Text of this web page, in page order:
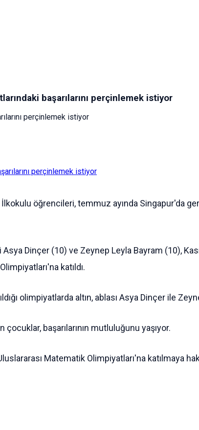
başarılarını perçinlemek istiyor
perçinlemek istiyor
öğrencileri, temmuz ayında Singapur'da
Dinçer (10) ve Zeynep Leyla Bayram (10),
katıldı.
olimpiyatlarda altın, ablası Asya Dinçer ile
başarılarının mutluluğunu yaşıyor.
Matematik Olimpiyatları'na katılmaya